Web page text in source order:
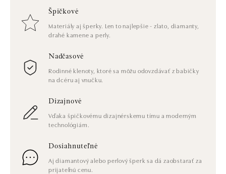
Špičkové
Materiály aj šperky. Len to najlepšie - zlato, diamanty,
drahé kamene a perly.
Nadčasové
Rodinné klenoty, ktoré sa môžu odovzdávať z babičky
na dcéru aj vnučku.
Dizajnové
Vďaka špičkovému dizajnérskemu tímu a moderným
technológiám.
Dosiahnuteľné
Aj diamantový alebo perlový šperk sa dá zaobstarať za
prijateľnú cenu.